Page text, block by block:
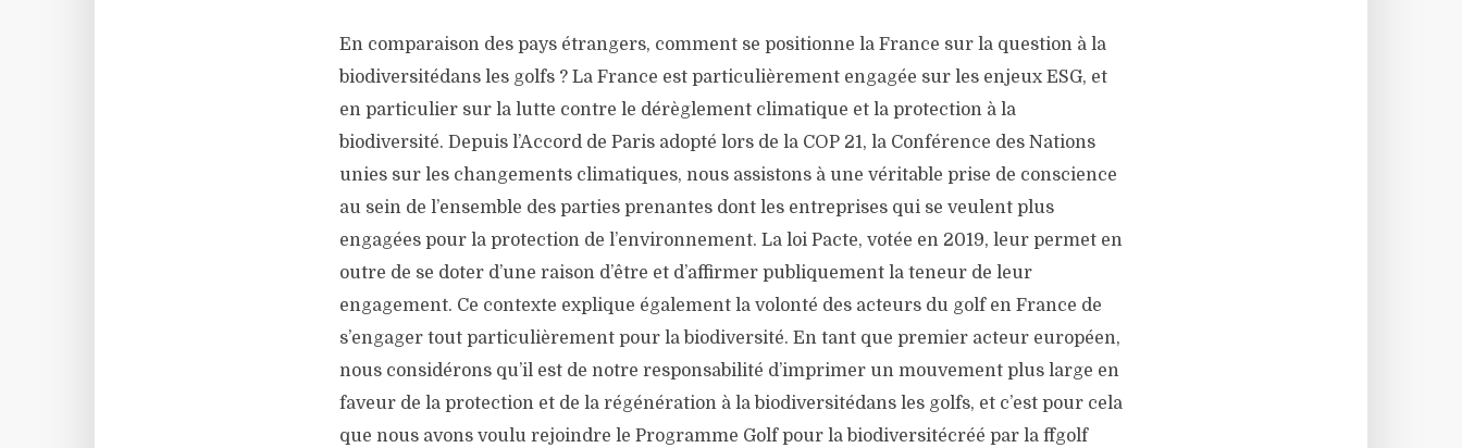
En comparaison des pays étrangers, comment se positionne la France sur la question à la
biodiversitédans les golfs ? La France est particulièrement engagée sur les enjeux ESG, et
en particulier sur la lutte contre le dérèglement climatique et la protection à la
biodiversité. Depuis l’Accord de Paris adopté lors de la COP 21, la Conférence des Nations
unies sur les changements climatiques, nous assistons à une véritable prise de conscience
au sein de l’ensemble des parties prenantes dont les entreprises qui se veulent plus
engagées pour la protection de l’environnement. La loi Pacte, votée en 2019, leur permet en
outre de se doter d’une raison d’être et d’affirmer publiquement la teneur de leur
engagement. Ce contexte explique également la volonté des acteurs du golf en France de
s’engager tout particulièrement pour la biodiversité. En tant que premier acteur européen,
nous considérons qu’il est de notre responsabilité d’imprimer un mouvement plus large en
faveur de la protection et de la régénération à la biodiversitédans les golfs, et c’est pour cela
que nous avons voulu rejoindre le Programme Golf pour la biodiversitécréé par la ffgolf